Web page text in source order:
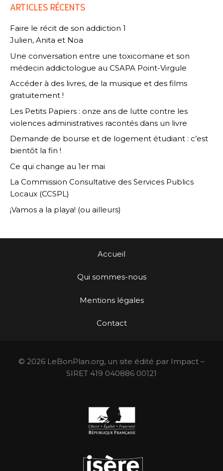
ARTICLES RÉCENTS
Faire le récit de son addiction 1
Julien, Anita et Noa
Une conversation entre une toxicomane et son
médecin addictologue au CSAPA Point-Virgule
Accéder à des livres, de la musique et des films
gratuitement !
Les Petits Papiers : onze ans de lutte contre les
violences administratives racontés dans un livre
Demande de bourse et de logement étudiant : c’est
bientôt la fin !
Ce qui change au 1er mai
La Commission Consultative des Services Publics
Locaux (CCSPL)
¡Vamos a la playa! (ou ailleurs)
Accueil
Qui sommes-nous
Mentions légales
Contact
© 2026 LeBonPlan.org, un site édité par Impact –
SIRET 419 040886 00121